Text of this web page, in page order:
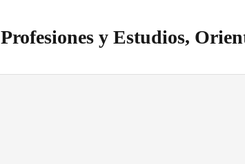
Profesiones y Estudios,